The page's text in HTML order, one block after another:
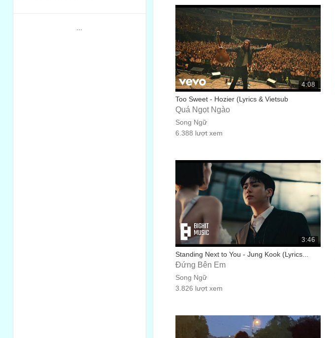
...
4:08
Too Sweet - Hozier (Lyrics & Vietsub
Quá Ngọt Ngào
Song Ngữ
6.388 lượt xem
3:46
Standing Next to You - Jung Kook (Lyrics...
Đứng Bên Em
Song Ngữ
3.826 lượt xem